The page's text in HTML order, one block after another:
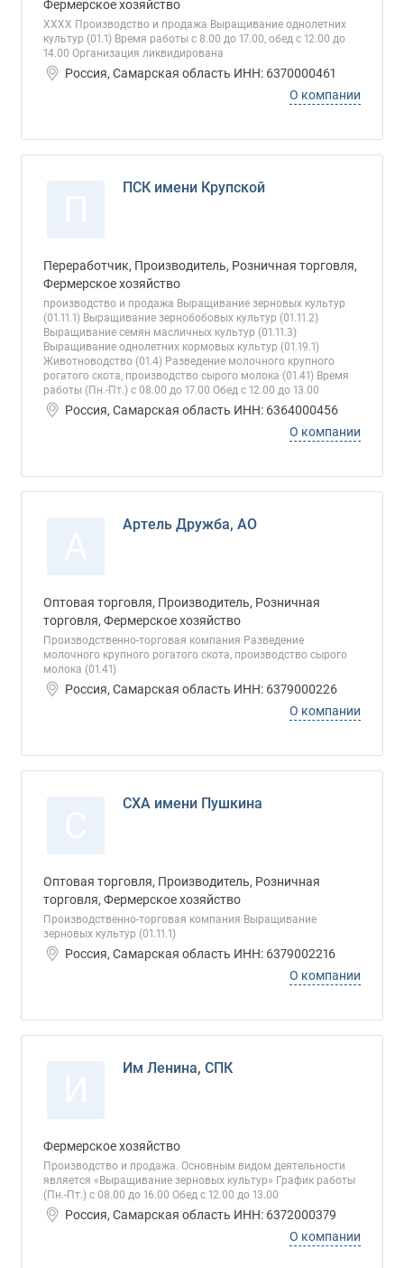
Фермерское хозяйство
ХХХХ Производство и продажа Выращивание однолетних
культур (01.1) Время работы с 8.00 до 17.00, обед с 12.00 до
14.00 Организация ликвидирована
Россия, Самарская область ИНН: 6370000461
О компании
ПСК имени Крупской
Переработчик, Производитель, Розничная торговля,
Фермерское хозяйство
производство и продажа Выращивание зерновых культур
(01.11.1) Выращивание зернобобовых культур (01.11.2)
Выращивание семян масличных культур (01.11.3)
Выращивание однолетних кормовых культур (01.19.1)
Животноводство (01.4) Разведение молочного крупного
рогатого скота, производство сырого молока (01.41) Время
работы (Пн.-Пт.) с 08.00 до 17.00 Обед с 12.00 до 13.00
Россия, Самарская область ИНН: 6364000456
О компании
Артель Дружба, АО
Оптовая торговля, Производитель, Розничная
торговля, Фермерское хозяйство
Производственно-торговая компания Разведение
молочного крупного рогатого скота, производство сырого
молока (01.41)
Россия, Самарская область ИНН: 6379000226
О компании
СХА имени Пушкина
Оптовая торговля, Производитель, Розничная
торговля, Фермерское хозяйство
Производственно-торговая компания Выращивание
зерновых культур (01.11.1)
Россия, Самарская область ИНН: 6379002216
О компании
Им Ленина, СПК
Фермерское хозяйство
Производство и продажа. Основным видом деятельности
является «Выращивание зерновых культур» График работы
(Пн.-Пт.) с 08.00 до 16.00 Обед с 12.00 до 13.00
Россия, Самарская область ИНН: 6372000379
О компании